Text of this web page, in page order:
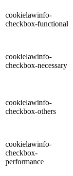
cookielawinfo-
checkbox-functional
cookielawinfo-
checkbox-necessary
cookielawinfo-
checkbox-others
cookielawinfo-
checkbox-
performance